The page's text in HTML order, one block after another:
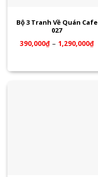
Bộ 3 Tranh Về Quán Cafe
027
390,000₫– 1,290,000₫